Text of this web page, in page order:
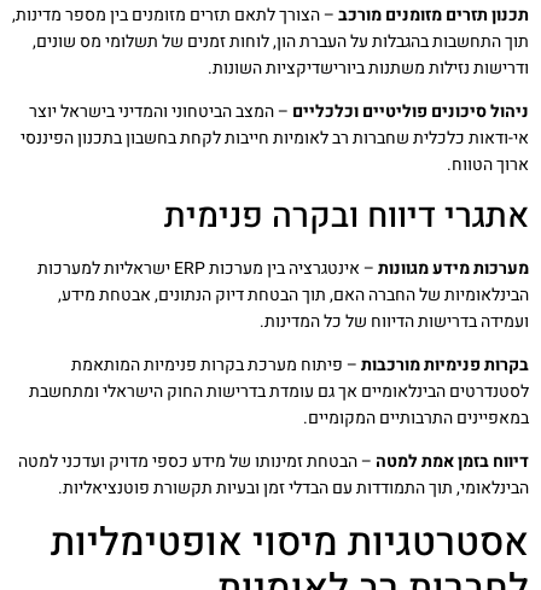
תכנון תזרים מזומנים מורכב– הצורך לתאם תזרים מזומנים בין מספר מדינות,
תוך התחשבות בהגבלות על העברת הון, לוחות זמנים של תשלומי מס שונים,
ודרישות נזילות משתנות ביורישדיקציות השונות.
ניהול סיכונים פוליטיים וכלכליים – המצב הביטחוני והמדיני בישראל יוצר
אי-ודאות כלכלית שחברות רב לאומיות חייבות לקחת בחשבון בתכנון הפיננסי
ארוך הטווח.
אתגרי דיווח ובקרה פנימית
מערכות מידע מגוונות
– אינטגרציה בין מערכות ERP ישראליות למערכות
הבינלאומיות של החברה האם, תוך הבטחת דיוק הנתונים, אבטחת מידע,
ועמידה בדרישות הדיווח של כל המדינות.
בקרות פנימיות מורכבות– פיתוח מערכת בקרות פנימיות המותאמת
לסטנדרטים הבינלאומיים אך גם עומדת בדרישות החוק הישראלי ומתחשבת
במאפיינים התרבותיים המקומיים.
דיווח בזמן אמת למטה – הבטחת זמינותו של מידע כספי מדויק ועדכני למטה
הבינלאומי, תוך התמודדות עם הבדלי זמן ובעיות תקשורת פוטנציאליות.
אסטרטגיות מיסוי אופטימליות